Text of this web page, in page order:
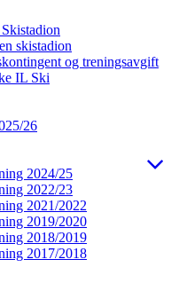
skistadion
og treningsavgift
IL Ski
26
2024/25
2022/23
2021/2022
2019/2020
2018/2019
2017/2018